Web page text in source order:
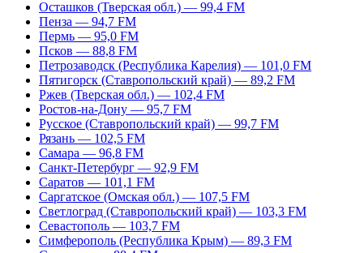
Осташков (Тверская обл.) — 99,4 FM
Пенза — 94,7 FM
Пермь — 95,0 FM
Псков — 88,8 FM
Петрозаводск (Республика Карелия) — 101,0 FM
Пятигорск (Ставропольский край) — 89,2 FM
Ржев (Тверская обл.) — 102,4 FM
Ростов-на-Дону — 95,7 FM
Русское (Ставропольский край) — 99,7 FM
Рязань — 102,5 FM
Самара — 96,8 FM
Санкт-Петербург — 92,9 FM
Саратов — 101,1 FM
Саргатское (Омская обл.) — 107,5 FM
Светлоград (Ставропольский край) — 103,3 FM
Севастополь — 103,7 FM
Симферополь (Республика Крым) — 89,3 FM